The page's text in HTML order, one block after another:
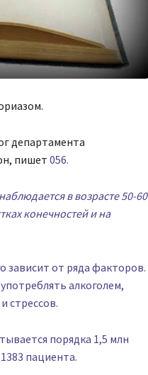
департамента
пишет056.
в возрасте 50-60
конечностей и на
зависит от ряда факторов.
алкоголем,
стрессов.
порядка 1,5 млн
пациента.